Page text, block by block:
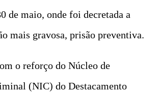
de maio, onde foi decretada a
mais gravosa, prisão preventiva.
o reforço do Núcleo de
(NIC) do Destacamento